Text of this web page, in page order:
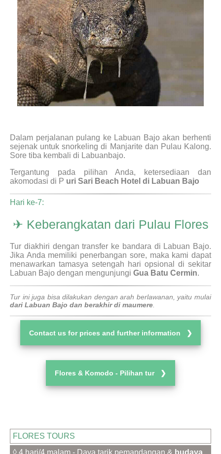
Dalam perjalanan pulang ke Labuan Bajo akan berhenti
sejenak untuk snorkeling di Manjarite dan Pulau Kalong.
Sore tiba kembali di Labuanbajo.
Tergantung pada pilihan Anda, ketersediaan dan
akomodasi di P uri Sari Beach Hotel di Labuan Bajo
Hari ke-7:
✈ Keberangkatan dari Pulau Flores
Tur diakhiri dengan transfer ke bandara di Labuan Bajo.
Jika Anda memiliki penerbangan sore, maka kami dapat
menawarkan tamasya setengah hari opsional di sekitar
Labuan Bajo dengan mengunjungi Gua Batu Cermin.
Tur ini juga bisa dilakukan dengan arah berlawanan, yaitu mulai
dari Labuan Bajo dan berakhir di maumere
Contact us for prices and further information ❯
Flores & Komodo - Pilihan tur ❯
FLORES TOURS